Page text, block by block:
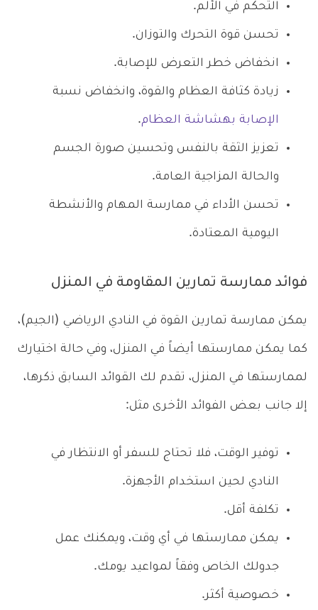
التحكم في الألم.
تحسن قوة التحرك والتوزان.
انخفاض خطر التعرض للإصابة.
زيادة كثافة العظام والقوة، وانخفاض نسبة
الإصابة بهشاشة العظام.
تعزيز الثقة بالنفس وتحسين صورة الجسم
والحالة المزاجية العامة.
تحسن الأداء في ممارسة المهام والأنشطة
اليومية المعتادة.
فوائد ممارسة تمارين المقاومة في المنزل
يمكن ممارسة تمارين القوة في النادي الرياضي (الجيم)،
كما يمكن ممارستها أيضاً في المنزل، وفي حالة اختيارك
لممارستها في المنزل، تقدم لك القوائد السابق ذكرها،
إلا جانب بعض الفوائد الأخرى مثل:
توفير الوقت، فلا تحتاج للسفر أو الانتظار في
النادي لحين استخدام الأجهزة.
تكلفة أقل.
يمكن ممارستها في أي وقت، ويمكنك عمل
جدولك الخاص وفقاً لمواعيد يومك.
خصوصية أكثر.